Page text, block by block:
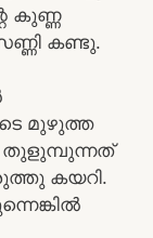
കുണ്ണ
കണ്ടു.
മുഴുത്ത
തുളുമ്പുന്നത്
കയറി.